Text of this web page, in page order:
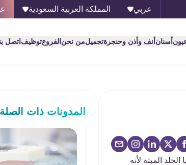
عربي المملكة العربية السعودية
أسنان أنف وأذن وحنجرةتجميلمن نحن الفروعتوظيف اتصل
الميتة لأنه
المدونات ذات الصلة